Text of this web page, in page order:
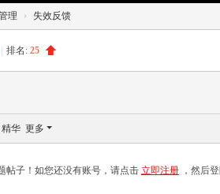
理 › 失效反馈
排名: 25
精华 更多
帖子！如您还没有账号，请点击 立即注册 ，然后